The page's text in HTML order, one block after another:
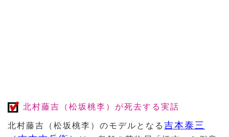
北村藤吉（松坂桃李）が死去する実話
北村藤吉（松坂桃李）のモデルとなる 吉本泰三